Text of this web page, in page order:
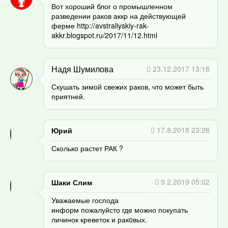
Вот хороший блог о промышленном
разведении раков аккр на действующей
ферме http://avstraliyskiy-rak-
akkr.blogspot.ru/2017/11/12.html
Надя Шумилова
23.12.2017 13:18
Скушать зимой свежих раков, что может быть
приятней.
Юрий
17.8.2018 23:28
Сколько растет РАК ?
Шаки Слим
9.2.2019 05:02
Уважаемые господа
информ пожалуйсто где можно покупать
личинок креветок и ракoвых.